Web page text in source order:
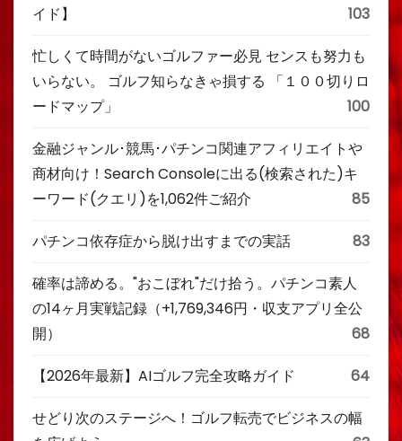
イド】
103
忙しくて時間がないゴルファー必見 センスも努力も
いらない。 ゴルフ知らなきゃ損する 「１００切りロ
ードマップ」
100
金融ジャンル･競馬･パチンコ関連アフィリエイトや
商材向け！Search Consoleに出る(検索された)キ
ーワード(クエリ)を1,062件ご紹介
85
パチンコ依存症から脱け出すまでの実話 83
確率は諦める。"おこぼれ"だけ拾う。パチンコ素人
の14ヶ月実戦記録（+1,769,346円・収支アプリ全公
開）
68
【2026年最新】AIゴルフ完全攻略ガイド 64
せどり次のステージへ！ゴルフ転売でビジネスの幅